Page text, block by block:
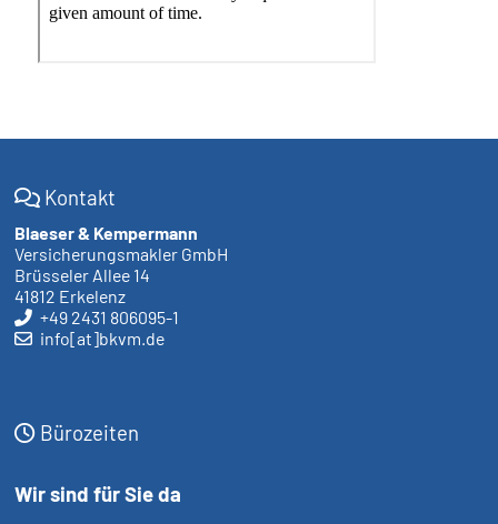
Kontakt
Blaeser & Kempermann
Versicherungsmakler GmbH
Brüsseler Allee 14
41812 Erkelenz
+49 2431 806095-1
info[at]bkvm.de
Bürozeiten
Wir sind für Sie da